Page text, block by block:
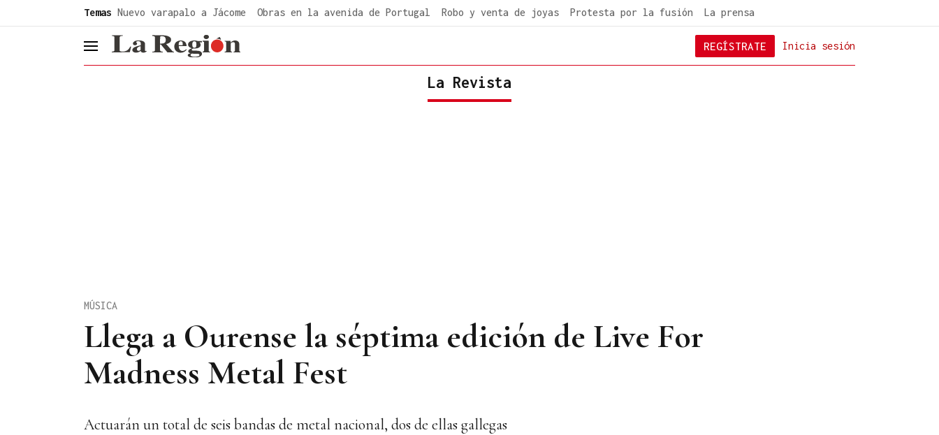
Temas Nuevo varapalo a Jácome Obras en la avenida de Portugal Robo y venta de joyas Protesta por la fusión La prensa
header.menu.open Inicia sesión
REGÍSTRATE
La Revista
Llega a Ourense la séptima edición de Live For
Madness Metal Fest
MÚSICA
Actuarán un total de seis bandas de metal nacional, dos de ellas gallegas